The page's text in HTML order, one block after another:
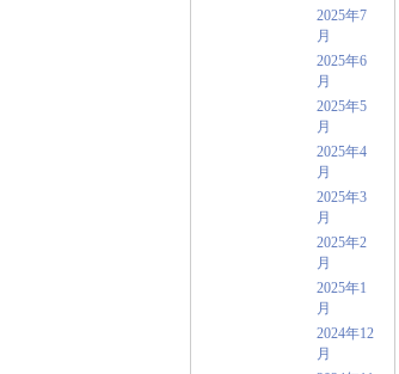
2025年7
月
2025年6
月
2025年5
月
2025年4
月
2025年3
月
2025年2
月
2025年1
月
2024年12
月